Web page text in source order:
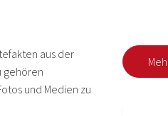
aus der
gehören
und Medien zu